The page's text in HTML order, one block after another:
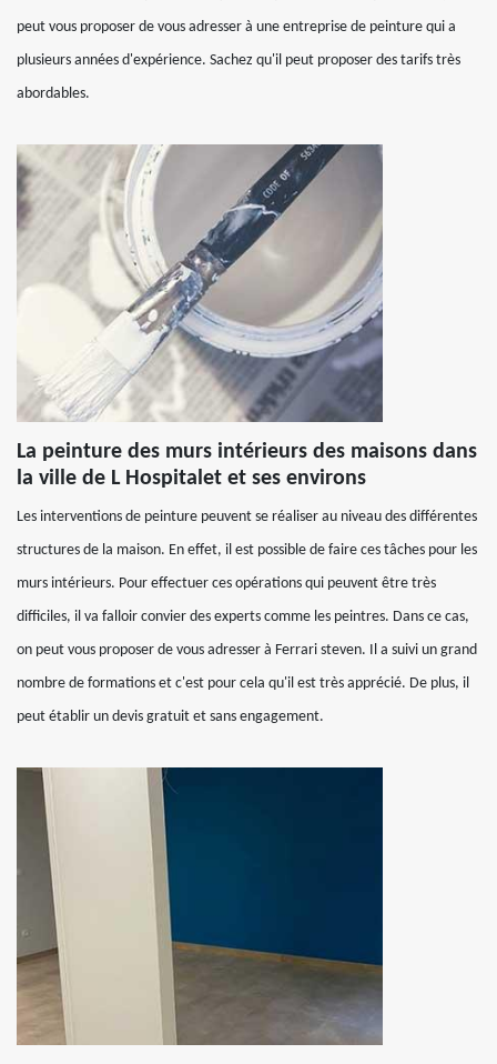
peut vous proposer de vous adresser à une entreprise de peinture qui a
plusieurs années d'expérience. Sachez qu'il peut proposer des tarifs très
abordables.
La peinture des murs intérieurs des maisons dans
la ville de L Hospitalet et ses environs
Les interventions de peinture peuvent se réaliser au niveau des différentes
structures de la maison. En effet, il est possible de faire ces tâches pour les
murs intérieurs. Pour effectuer ces opérations qui peuvent être très
difficiles, il va falloir convier des experts comme les peintres. Dans ce cas,
on peut vous proposer de vous adresser à Ferrari steven. Il a suivi un grand
nombre de formations et c'est pour cela qu'il est très apprécié. De plus, il
peut établir un devis gratuit et sans engagement.